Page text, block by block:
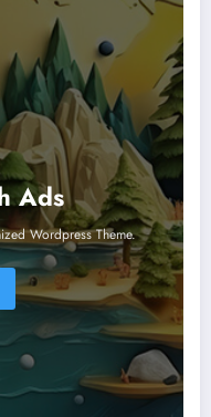
Ads
Wordpress Theme.